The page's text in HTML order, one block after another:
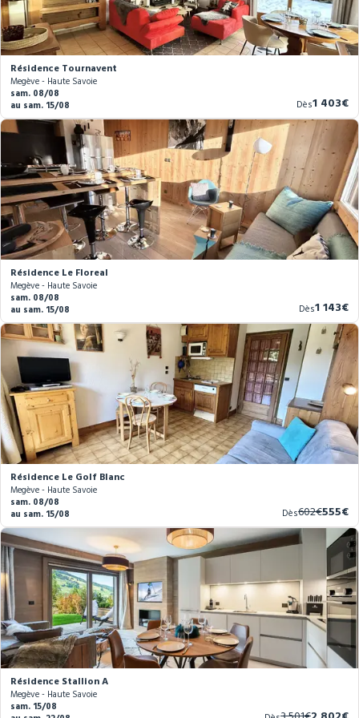
Résidence Tournavent
Megève - Haute Savoie
sam. 08/08
au sam. 15/08
DèsNouveau
prix
1 403€
Résidence Le Floreal
Megève - Haute Savoie
sam. 08/08
au sam. 15/08
Dès
prix
1 143€
Résidence Le Golf Blanc
Megève - Haute Savoie
sam. 08/08
au sam. 15/08
DèsAncien
prix
602€
prix
555€
Résidence Stallion A
Megève - Haute Savoie
sam. 15/08